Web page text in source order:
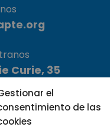
el
de las
Curie, 35
Campanillas, Málaga